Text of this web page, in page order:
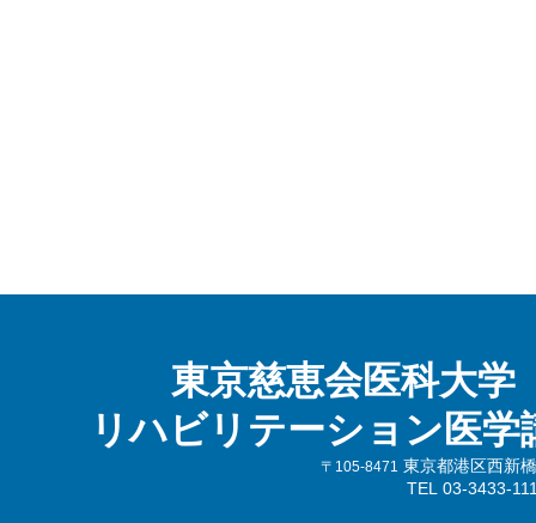
東京慈恵会医科大学
リハビリテーション医学
〒105-8471
東京都港区西新
TEL 03-3433-